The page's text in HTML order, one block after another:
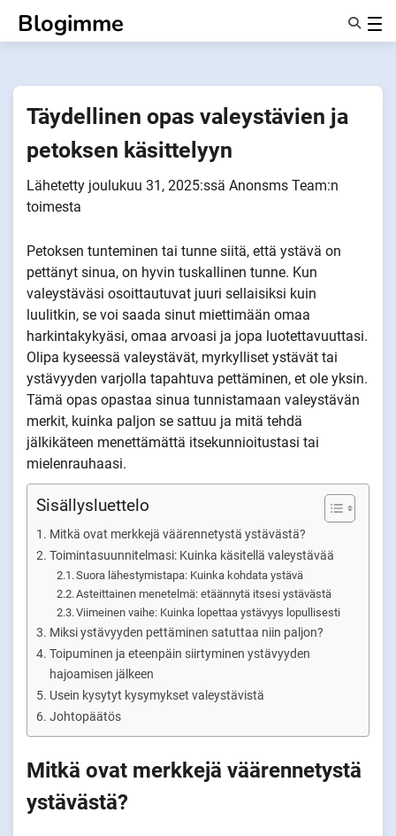
sisältöön
Blogimme
Tietoa Meistä
Täydellinen opas valeystävien ja
petoksen käsittelyyn
Lähetetty joulukuu 31, 2025:ssä Anonsms Team:n
toimesta
Petoksen tunteminen tai tunne siitä, että ystävä on
pettänyt sinua, on hyvin tuskallinen tunne. Kun
valeystäväsi osoittautuvat juuri sellaisiksi kuin
luulitkin, se voi saada sinut miettimään omaa
harkintakykyäsi, omaa arvoasi ja jopa luotettavuuttasi.
Olipa kyseessä valeystävät, myrkylliset ystävät tai
ystävyyden varjolla tapahtuva pettäminen, et ole yksin.
Tämä opas opastaa sinua tunnistamaan valeystävän
merkit, kuinka paljon se sattuu ja mitä tehdä
jälkikäteen menettämättä itsekunnioitustasi tai
mielenrauhaasi.
Sisällysluettelo
Mitkä ovat merkkejä väärennetystä ystävästä?
Toimintasuunnitelmasi: Kuinka käsitellä valeystävää
Suora lähestymistapa: Kuinka kohdata ystävä
Asteittainen menetelmä: etäännytä itsesi ystävästä
Viimeinen vaihe: Kuinka lopettaa ystävyys lopullisesti
Miksi ystävyyden pettäminen satuttaa niin paljon?
Toipuminen ja eteenpäin siirtyminen ystävyyden
hajoamisen jälkeen
Usein kysytyt kysymykset valeystävistä
Johtopäätös
Mitkä ovat merkkejä väärennetystä
ystävästä?